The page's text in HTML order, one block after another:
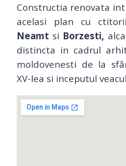
Constructia renovata
acelasi plan cu
Neamt si Borzesti,
distincta in cadrul
moldovenesti de la
XV-lea si inceputul